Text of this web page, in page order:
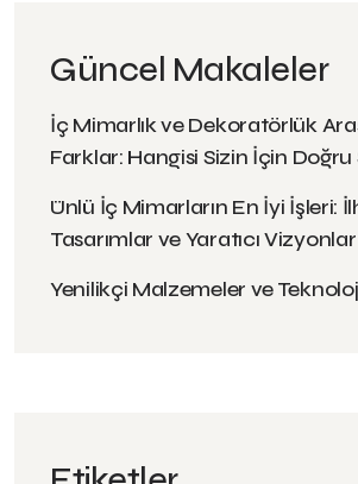
Güncel Makaleler
İç Mimarlık ve Dekoratörlük
Farklar: Hangisi Sizin İçin Doğru
Ünlü İç Mimarların En İyi İşleri:
Tasarımlar ve Yaratıcı Vizyonlar
Yenilikçi Malzemeler ve